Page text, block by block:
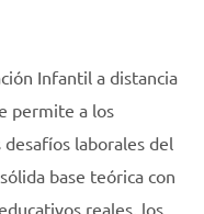
Infantil a distancia
permite a los
laborales del
base teórica con
reales, los